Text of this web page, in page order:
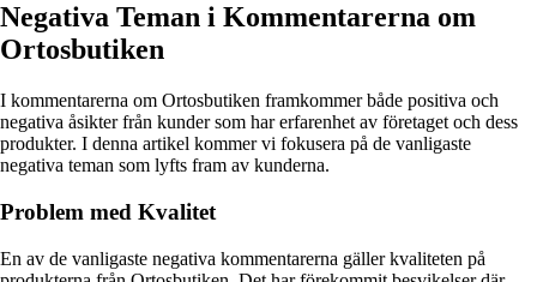
Negativa Teman i Kommentarerna om
Ortosbutiken
I kommentarerna om Ortosbutiken framkommer både positiva och
negativa åsikter från kunder som har erfarenhet av företaget och dess
produkter. I denna artikel kommer vi fokusera på de vanligaste
negativa teman som lyfts fram av kunderna.
Problem med Kvalitet
En av de vanligaste negativa kommentarerna gäller kvaliteten på